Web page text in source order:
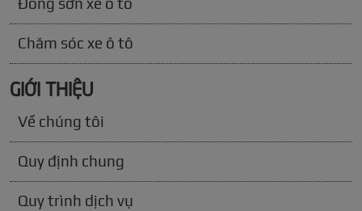
Đồng sơn xe ô tô
Chăm sóc xe ô tô
GIỚI THIỆU
Về chúng tôi
Quy định chung
Quy trình dịch vụ